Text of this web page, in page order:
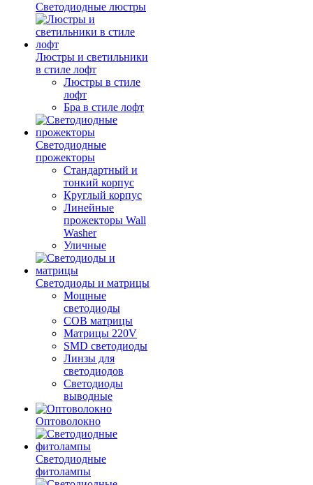
Светодиодные люстры
Люстры и светильники
в стиле лофт
Люстры в стиле
лофт
Бра в стиле лофт
Светодиодные
прожекторы
Стандартный и
тонкий корпус
Круглый корпус
Линейные
прожекторы Wall
Washer
Уличные
Светодиоды и матрицы
Мощные
светодиоды
COB матрицы
Матрицы 220V
SMD светодиоды
Линзы для
светодиодов
Светодиоды
выводные
Оптоволокно
Светодиодные
фитолампы